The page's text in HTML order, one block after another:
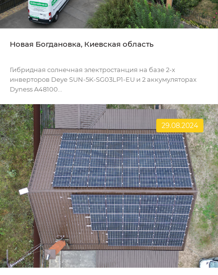
Новая Богдановка, Киевская область
Гибридная солнечная электростанция на базе 2-х
инверторов Deye SUN-5K-SG03LP1-EU и 2 аккумуляторах
Dyness A48100...
29.08.2024